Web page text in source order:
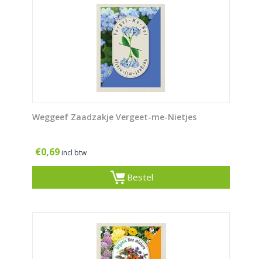
Weggeef Zaadzakje Vergeet-me-Nietjes
€0,69 incl btw
Bestel